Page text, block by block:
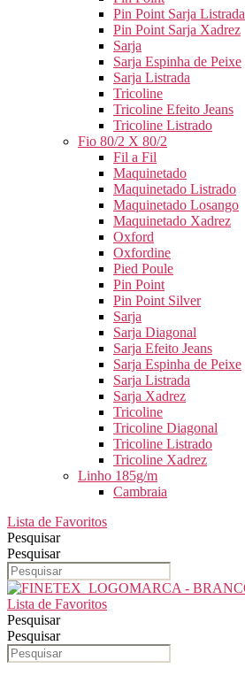
Pin Point Sarja Listrada
Pin Point Sarja Xadrez
Sarja
Sarja Espinha de Peixe
Sarja Listrada
Tricoline
Tricoline Efeito Jeans
Tricoline Listrado
Fio 80/2 X 80/2
Fil a Fil
Maquinetado
Maquinetado Listrado
Maquinetado Losango
Maquinetado Xadrez
Oxford
Oxfordine
Pied Poule
Pin Point
Pin Point Silver
Sarja
Sarja Diagonal
Sarja Efeito Jeans
Sarja Espinha de Peixe
Sarja Listrada
Sarja Xadrez
Tricoline
Tricoline Diagonal
Tricoline Listrado
Tricoline Xadrez
Linho 185g/m
Cambraia
Lista de Favoritos
Pesquisar
Pesquisar
Lista de Favoritos
Pesquisar
Pesquisar